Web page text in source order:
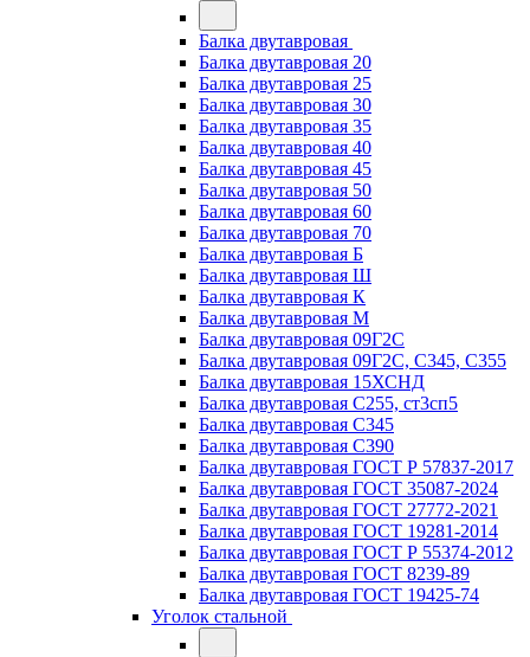
Балка двутавровая
Балка двутавровая 20
Балка двутавровая 25
Балка двутавровая 30
Балка двутавровая 35
Балка двутавровая 40
Балка двутавровая 45
Балка двутавровая 50
Балка двутавровая 60
Балка двутавровая 70
Балка двутавровая Б
Балка двутавровая Ш
Балка двутавровая К
Балка двутавровая М
Балка двутавровая 09Г2С
Балка двутавровая 09Г2С, С345, С355
Балка двутавровая 15ХСНД
Балка двутавровая С255, ст3сп5
Балка двутавровая С345
Балка двутавровая С390
Балка двутавровая ГОСТ Р 57837-2017
Балка двутавровая ГОСТ 35087-2024
Балка двутавровая ГОСТ 27772-2021
Балка двутавровая ГОСТ 19281-2014
Балка двутавровая ГОСТ Р 55374-2012
Балка двутавровая ГОСТ 8239-89
Балка двутавровая ГОСТ 19425-74
Уголок стальной